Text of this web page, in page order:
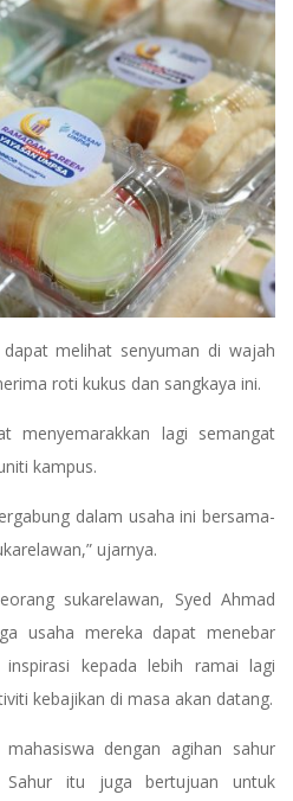
melihat senyuman di wajah
roti kukus dan sangkaya ini.
menyemarakkan lagi semangat
kampus.
dalam usaha ini bersama-
ujarnya.
sukarelawan, Syed Ahmad
usaha mereka dapat menebar
kepada lebih ramai lagi
kebajikan di masa akan datang.
dengan agihan sahur
Sahur itu juga bertujuan untuk